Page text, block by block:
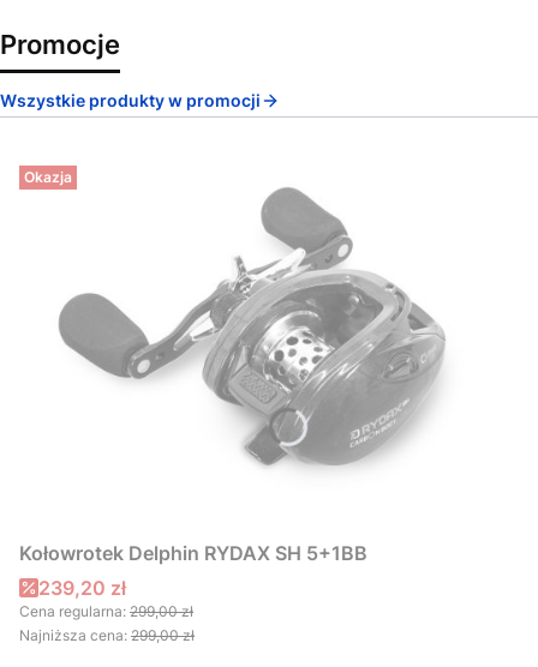
Promocje
Wszystkie produkty w promocji
Okazja
Kołowrotek Delphin RYDAX SH 5+1BB
Cena promocyjna
239,20 zł
Cena regularna: 299,00 zł
Najniższa cena: 299,00 zł